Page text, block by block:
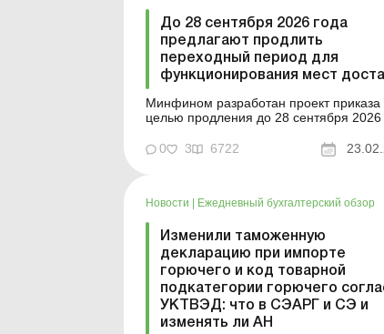
До 28 сентября 2026 года
предлагают продлить
переходный период для
функционирования мест
Минфином разработан проект приказа
целью продления до 28 сентября 2026
функционирования мест доставки,
определенных таможенными органами.
внешнеэкономической деятельностью:
0 3 6722
Новости Ежедневный бухгалтерский обзор
Изменили таможенную
декларацию при импорте
горючего и код товарной
подкатегории горючего
УКТВЭД: что в СЭАРГ и СЭ и
изменять ли АН